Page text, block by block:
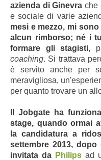
azienda di Ginevra che
e sociale di varie
mesi e mezzo, mi
alcun rimborso; né i
formare gli stagisti,
coaching. Si trattava
è servito anche per
meravigliosa,
per quanto trovare un
Il Jobgate ha
stage, quando ormai
la candidatura a
settembre 2013,
invitata da Philips ad